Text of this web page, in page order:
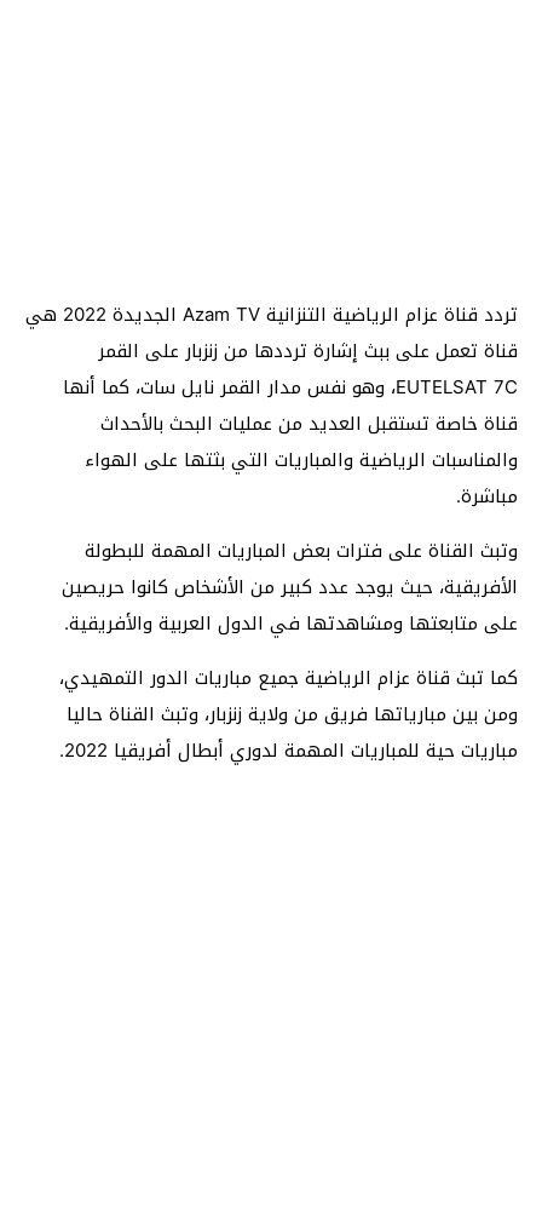
تردد قناة عزام الرياضية التنزانية Azam TV الجديدة 2022 هي
قناة تعمل على ببث إشارة ترددها من زنزبار على القمر
EUTELSAT 7C، وهو نفس مدار القمر نايل سات، كما أنها
قناة خاصة تستقبل العديد من عمليات البحث بالأحداث
والمناسبات الرياضية والمباريات التي بثتها على الهواء
مباشرة.
وتبث القناة على فترات بعض المباريات المهمة للبطولة
الأفريقية، حيث يوجد عدد كبير من الأشخاص كانوا حريصين
على متابعتها ومشاهدتها في الدول العربية والأفريقية.
كما تبث قناة عزام الرياضية جميع مباريات الدور التمهيدي،
ومن بين مبارياتها فريق من ولاية زنزبار، وتبث القناة حاليا
مباريات حية للمباريات المهمة لدوري أبطال أفريقيا 2022.